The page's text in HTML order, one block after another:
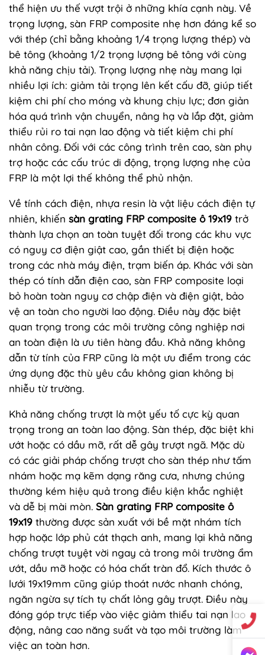
thể hiện ưu thế vượt trội ở những khía cạnh này. Về
trọng lượng, sàn FRP composite nhẹ hơn đáng kể so
với thép (chỉ bằng khoảng 1/4 trọng lượng thép) và
bê tông (khoảng 1/2 trọng lượng bê tông với cùng
khả năng chịu tải). Trọng lượng nhẹ này mang lại
nhiều lợi ích: giảm tải trọng lên kết cấu đỡ, giúp tiết
kiệm chi phí cho móng và khung chịu lực; đơn giản
hóa quá trình vận chuyển, nâng hạ và lắp đặt, giảm
thiểu rủi ro tai nạn lao động và tiết kiệm chi phí
nhân công. Đối với các công trình trên cao, sàn phụ
trợ hoặc các cấu trúc di động, trọng lượng nhẹ của
FRP là một lợi thế không thể phủ nhận.
Về tính cách điện, nhựa resin là vật liệu cách điện tự
nhiên, khiến sàn grating FRP composite ô 19x19 trở
thành lựa chọn an toàn tuyệt đối trong các khu vực
có nguy cơ điện giật cao, gần thiết bị điện hoặc
trong các nhà máy điện, trạm biến áp. Khác với sàn
thép có tính dẫn điện cao, sàn FRP composite loại
bỏ hoàn toàn nguy cơ chập điện và điện giật, bảo
vệ an toàn cho người lao động. Điều này đặc biệt
quan trọng trong các môi trường công nghiệp nơi
an toàn điện là ưu tiên hàng đầu. Khả năng không
dẫn từ tính của FRP cũng là một ưu điểm trong các
ứng dụng đặc thù yêu cầu không gian không bị
nhiễu từ trường.
Khả năng chống trượt là một yếu tố cực kỳ quan
trọng trong an toàn lao động. Sàn thép, đặc biệt khi
ướt hoặc có dầu mỡ, rất dễ gây trượt ngã. Mặc dù
có các giải pháp chống trượt cho sàn thép như tấm
nhám hoặc mạ kẽm dạng răng cưa, nhưng chúng
thường kém hiệu quả trong điều kiện khắc nghiệt
và dễ bị mài mòn. Sàn grating FRP composite ô
19x19 thường được sản xuất với bề mặt nhám tích
hợp hoặc lớp phủ cát thạch anh, mang lại khả năng
chống trượt tuyệt vời ngay cả trong môi trường ẩm
ướt, dầu mỡ hoặc có hóa chất tràn đổ. Kích thước ô
lưới 19x19mm cũng giúp thoát nước nhanh chóng,
ngăn ngừa sự tích tụ chất lỏng gây trượt. Điều này
đóng góp trực tiếp vào việc giảm thiểu tai nạn lao
động, nâng cao năng suất và tạo môi trường làm
việc an toàn hơn.